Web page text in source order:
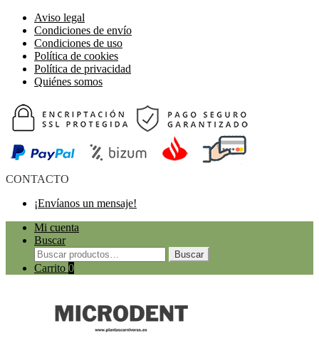
Aviso legal
Condiciones de envío
Condiciones de uso
Política de cookies
Política de privacidad
Quiénes somos
CONTACTO
¡Envíanos un mensaje!
Mi cuenta
Buscar
Buscar
por:
Buscar
Carrito 0